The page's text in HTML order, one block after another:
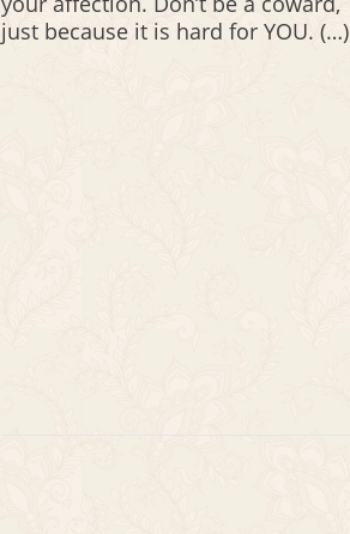
just because it is hard for YOU. (…)